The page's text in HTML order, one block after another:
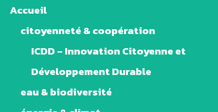
Accueil
citoyenneté & coopération
ICDD – Innovation Citoyenne et
Développement Durable
eau & biodiversité